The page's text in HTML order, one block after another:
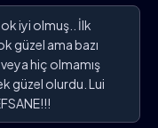
iyi olmuş.. İlk
güzel ama bazı
hiç olmamış
güzel olurdu. Lui